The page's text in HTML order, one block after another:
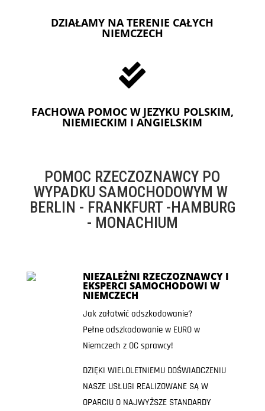
DZIAŁAMY NA TERENIE CAŁYCH
NIEMCZECH

FACHOWA POMOC W JEZYKU POLSKIM,
NIEMIECKIM I ANGIELSKIM
POMOC RZECZOZNAWCY PO
WYPADKU SAMOCHODOWYM W
BERLIN - FRANKFURT -HAMBURG
- MONACHIUM
NIEZALEŻNI RZECZOZNAWCY I
EKSPERCI SAMOCHODOWI W
NIEMCZECH
Jak załatwić odszkodowanie?
Pełne odszkodowanie w EURO w
Niemczech z OC sprawcy!
DZIĘKI WIELOLETNIEMU DOŚWIADCZENIU
NASZE USŁUGI REALIZOWANE SĄ W
OPARCIU O NAJWYŻSZE STANDARDY